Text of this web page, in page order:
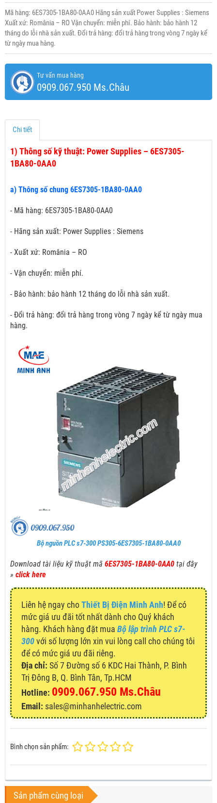
Mã hàng: 6ES7305-1BA80-0AA0 Hãng sản xuất Power Supplies : Siemens
Xuất xứ: România – RO Vận chuyển: miễn phí. Bảo hành: bảo hành 12
tháng do lỗi nhà sản xuất. Đổi trả hàng: đổi trả hàng trong vòng 7 ngày kể
từ ngày mua hàng.
Tư vấn mua hàng
0909.067.950 Ms.Châu
Chi tiết
1) Thông số kỹ thuật: Power Supplies – 6ES7305-
1BA80-0AA0
a) Thông số chung 6ES7305-1BA80-0AA0
- Mã hàng: 6ES7305-1BA80-0AA0
- Hãng sản xuất: Power Supplies : Siemens
- Xuất xứ: România – RO
- Vận chuyển: miễn phí.
- Bảo hành: bảo hành 12 tháng do lỗi nhà sản xuất.
- Đổi trả hàng: đổi trả hàng trong vòng 7 ngày kể từ ngày mua
hàng.
Bộ nguồn PLC s7-300 PS305-6ES7305-1BA80-0AA0
Download tài liệu kỹ thuật mã 6ES7305-1BA80-0AA0 tại đây
» click here
Liên hệ ngay choThiết Bị Điện Minh Anh! Để có
mức giá ưu đãi tốt nhất dành cho Quý khách
hàng. Khách hàng đặt mua Bộ lập trình PLC s7-
300với số lượng lớn xin vui lòng call cho chúng tôi
để có mức giá ưu đãi riêng.
Địa chỉ: Số 7 Đường số 6 KDC Hai Thành, P. Bình
Trị Đông B, Q. Bình Tân, Tp.HCM
Hotline: 0909.067.950 Ms.Châu
Email: sales@minhanhelectric.com
Bình chọn sản phẩm:
Sản phẩm cùng loại